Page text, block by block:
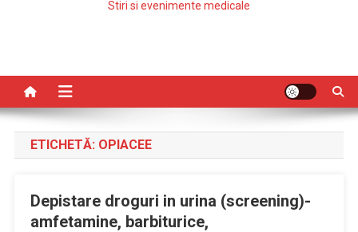
Stiri si evenimente medicale
ETICHETĂ: OPIACEE
Depistare droguri in urina (screening)-
amfetamine, barbiturice,